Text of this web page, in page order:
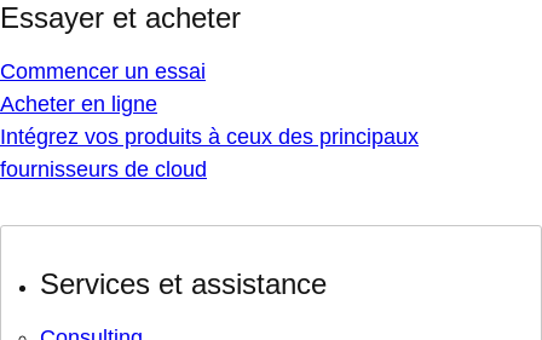
Essayer et acheter
Commencer un essai
Acheter en ligne
Intégrez vos produits à ceux des principaux
fournisseurs de cloud
Services et assistance